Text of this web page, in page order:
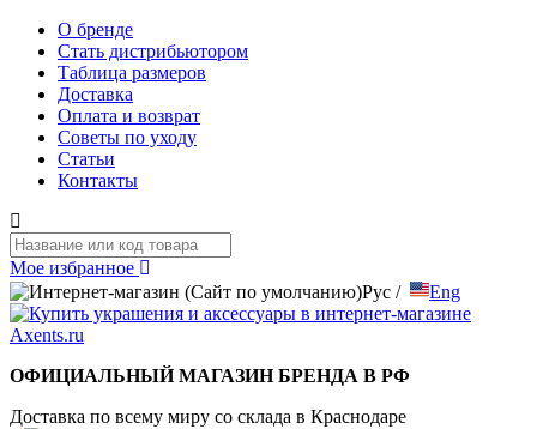
О бренде
Стать дистрибьютором
Таблица размеров
Доставка
Оплата и возврат
Советы по уходу
Статьи
Контакты
Мое избранное
Рус / Eng
ОФИЦИАЛЬНЫЙ МАГАЗИН БРЕНДА В РФ
Доставка по всему миру со склада в Краснодаре